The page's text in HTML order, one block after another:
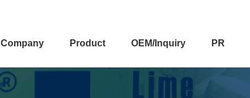
Company Product OEM/Inquiry PR